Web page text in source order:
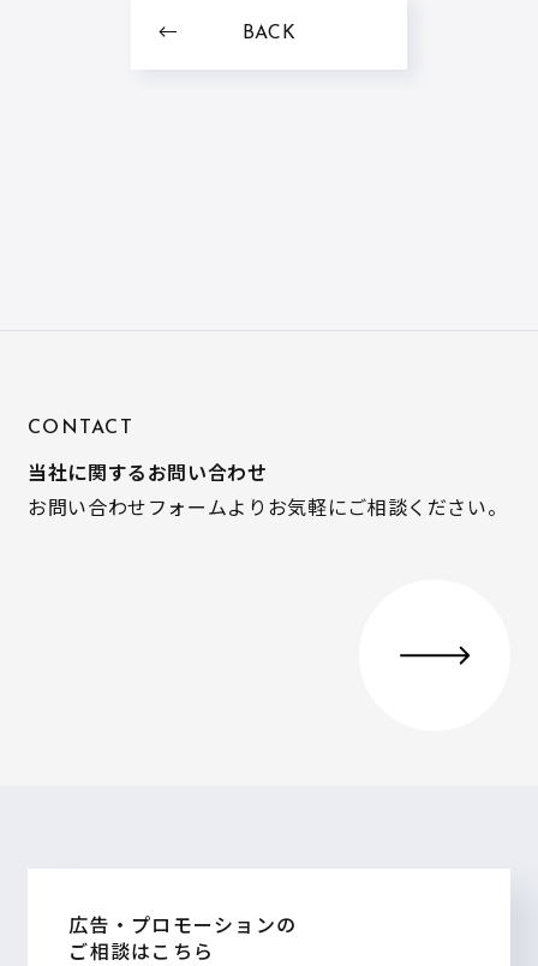
有頭うなぎの蒲焼』を7
月3日18:00～予約受付開
BACK
CONTACT
当社に関するお問い合わせ
お問い合わせフォームよりお気軽にご相談ください。
広告・プロモーションの
ご相談はこちら